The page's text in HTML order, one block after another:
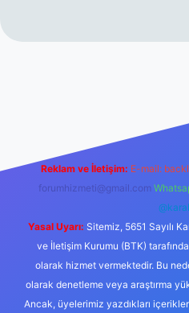
Reklam ve İletişim: E-mail:
forumhizmeti@gmail.com
Yasal Uyarı: Sitemiz, 5651 Sayılı
ve İletişim Kurumu (BTK)
olarak hizmet vermektedir. Bu
olarak denetleme veya araştırma
Ancak, üyelerimiz yazdıkları